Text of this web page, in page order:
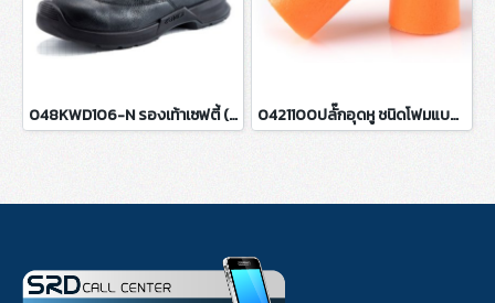
048KWD106-N รองเท้าเซฟตี้ (หัวเหล็ก พื้นเหล็ก) 0421100ปลั๊กอุดหู ชนิดโฟมแบบไม่มีสาย